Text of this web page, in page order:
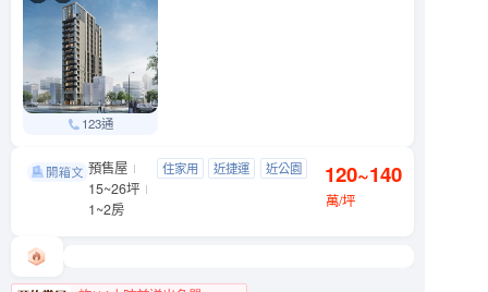
123通
潮中山 中山區 錦州街10號
預售屋
15~26坪
1~2房
住家用 近捷運 近公園 120~140
萬/坪